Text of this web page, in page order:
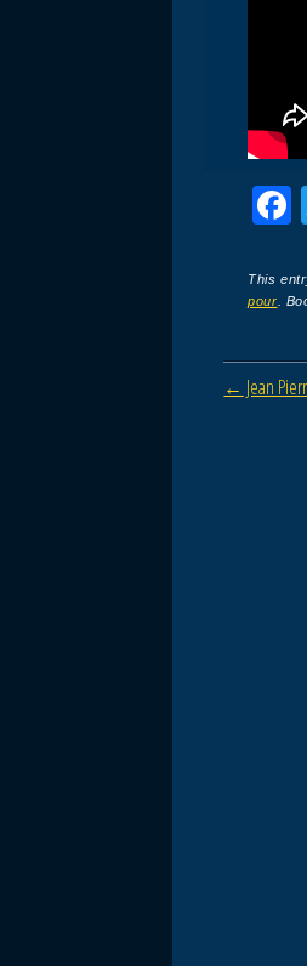
This
pour .
Post
← Jean